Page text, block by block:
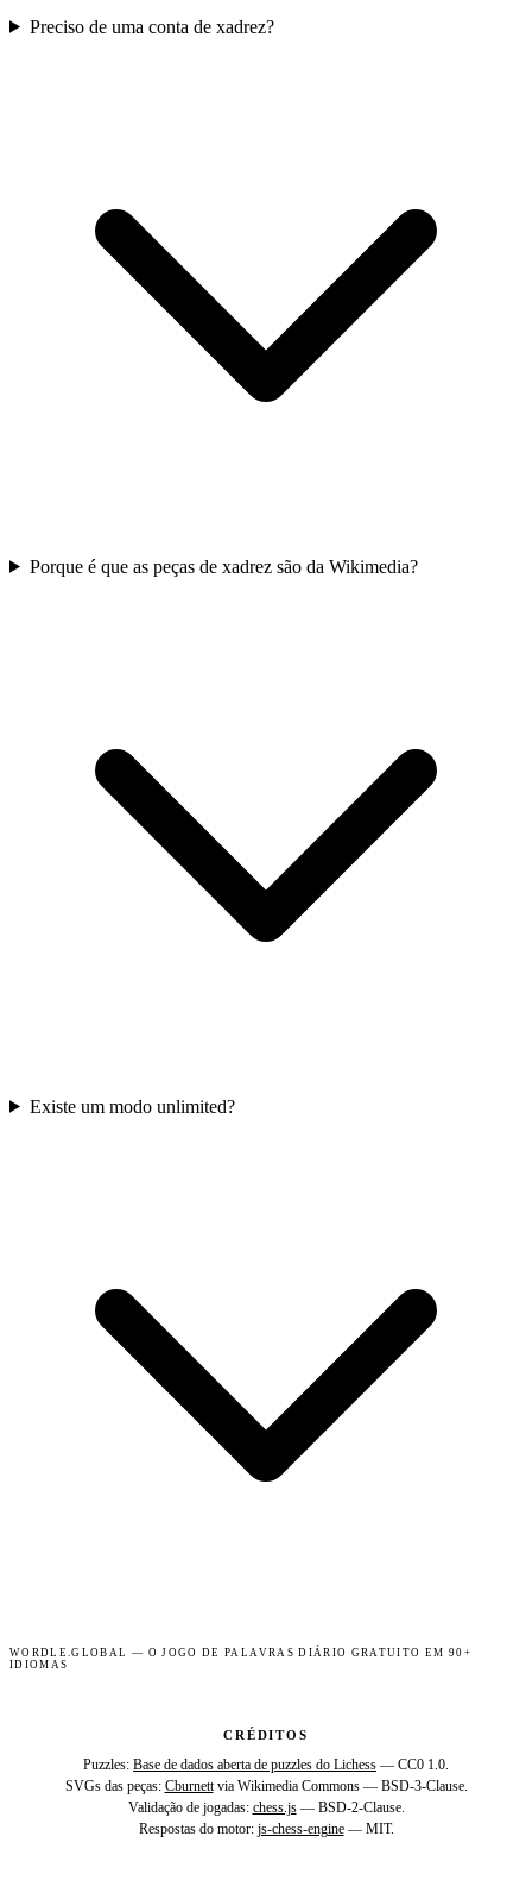
Preciso de uma conta de xadrez?
Porque é que as peças de xadrez são da Wikimedia?
Existe um modo unlimited?
WORDLE.GLOBAL — O JOGO DE PALAVRAS DIÁRIO GRATUITO EM 90+
IDIOMAS
CRÉDITOS
Puzzles: Base de dados aberta de puzzles do Lichess — CC0 1.0.
SVGs das peças: Cburnettvia Wikimedia Commons — BSD-3-Clause.
Validação de jogadas: chess.js— BSD-2-Clause.
Respostas do motor: js-chess-engine— MIT.